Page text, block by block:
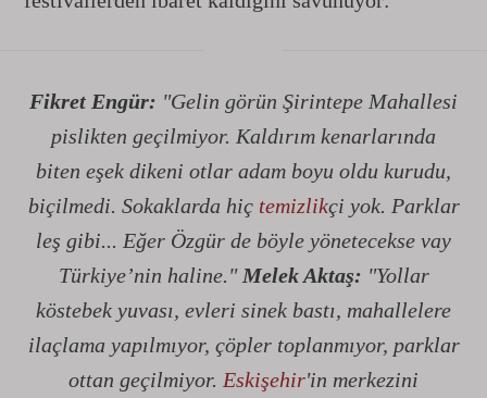
Fikret Engür: "Gelin görün Şirintepe Mahallesi
pislikten geçilmiyor. Kaldırım kenarlarında
biten eşek dikeni otlar adam boyu oldu kurudu,
biçilmedi. Sokaklarda hiç temizlikçi yok. Parklar
leş gibi... Eğer Özgür de böyle yönetecekse vay
Türkiye’nin haline." Melek Aktaş: "Yollar
köstebek yuvası, evleri sinek bastı, mahallelere
ilaçlama yapılmıyor, çöpler toplanmıyor, parklar
ottan geçilmiyor. Eskişehir'in merkezini